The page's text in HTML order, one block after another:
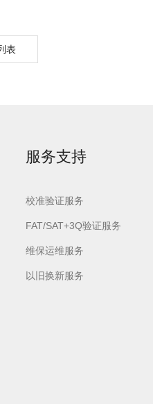
经典版
Aurora-F2实验
表
服务支持
校准验证服务
FAT/SAT+3Q验证服务
维保运维服务
以旧换新服务